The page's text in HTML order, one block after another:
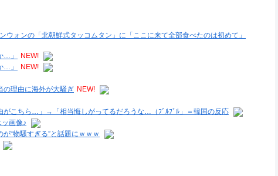
ォンの「北朝鮮式タッコムタン」に「ここに来て全部食べたのは初めて」
…」
NEW!
…」
NEW!
の理由に海外が大騒ぎ NEW!
がこちら…」→「相当悔しがってるだろうな…（ﾌﾞﾙﾌﾞﾙ」＝韓国の反応
画像♪
“物騒すぎる”と話題にｗｗｗ